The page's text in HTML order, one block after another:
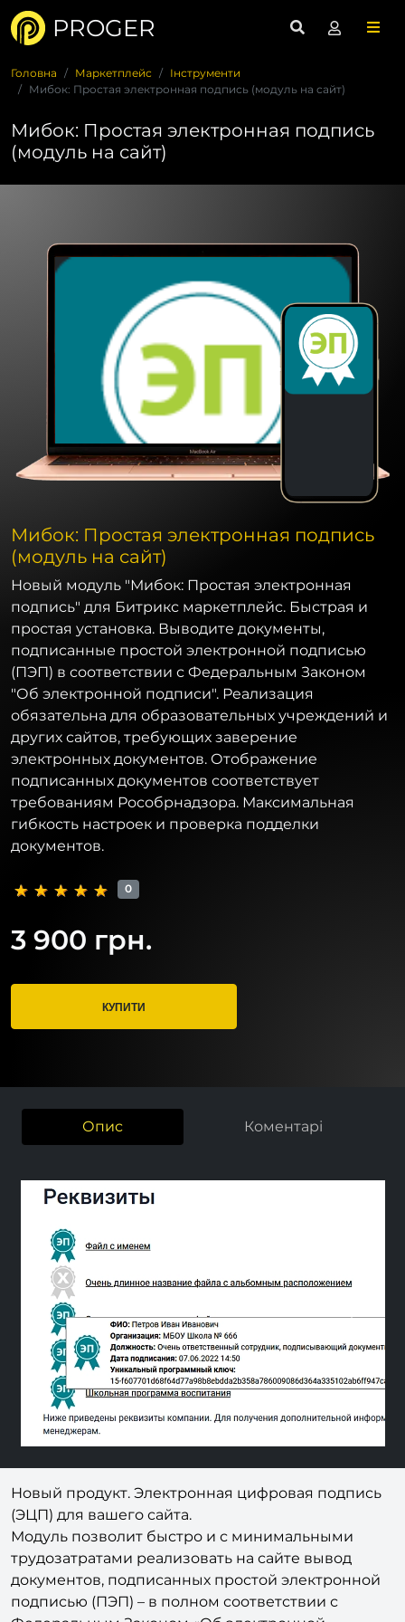
PROGER
Головна Маркетплейс
Інструменти
Мибок: Простая электронная подпись (модуль на сайт)
Мибок: Простая электронная подпись
(модуль на сайт)
Мибок: Простая электронная подпись
(модуль на сайт)
Новый модуль "Мибок: Простая электронная
подпись" для Битрикс маркетплейс. Быстрая и
простая установка. Выводите документы,
подписанные простой электронной подписью
(ПЭП) в соответствии с Федеральным Законом
"Об электронной подписи". Реализация
обязательна для образовательных учреждений и
других сайтов, требующих заверение
электронных документов. Отображение
подписанных документов соответствует
требованиям Рособрнадзора. Максимальная
гибкость настроек и проверка подделки
документов.
0
3 900 грн.
КУПИТИ
Опис Коментарі
Previous Next
Новый продукт. Электронная цифровая подпись
(ЭЦП) для вашего сайта.
Модуль позволит быстро и с минимальными
трудозатратами реализовать на сайте вывод
документов, подписанных простой электронной
подписью (ПЭП) – в полном соответствии с